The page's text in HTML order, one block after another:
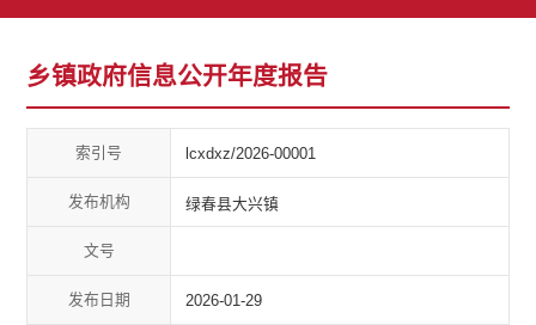
乡镇政府信息公开年度报告
索引号 lcxdxz/2026-00001
发布机构 绿春县大兴镇
文号
发布日期 2026-01-29